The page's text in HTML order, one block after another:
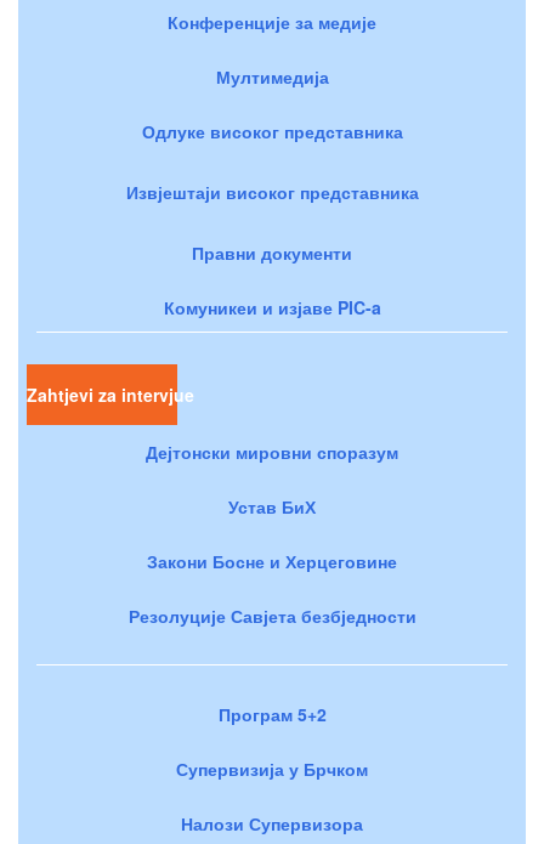
Конференције за медије
Мултимедија
Одлуке високог представника
Извјештаји високог представника
Правни документи
Комуникеи и изјаве PIC-a
Zahtjevi za intervjue
Дејтонски мировни споразум
Устав БиХ
Закони Босне и Херцеговине
Резолуције Савјета безбједности
Програм 5+2
Супервизија у Брчком
Налози Супервизора